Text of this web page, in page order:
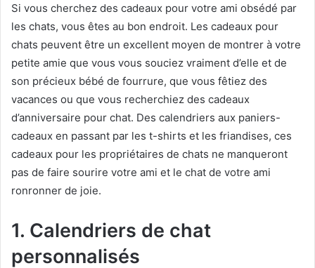
Si vous cherchez des cadeaux pour votre ami obsédé par
les chats, vous êtes au bon endroit. Les cadeaux pour
chats peuvent être un excellent moyen de montrer à votre
petite amie que vous vous souciez vraiment d’elle et de
son précieux bébé de fourrure, que vous fêtiez des
vacances ou que vous recherchiez des cadeaux
d’anniversaire pour chat. Des calendriers aux paniers-
cadeaux en passant par les t-shirts et les friandises, ces
cadeaux pour les propriétaires de chats ne manqueront
pas de faire sourire votre ami et le chat de votre ami
ronronner de joie.
1. Calendriers de chat
personnalisés